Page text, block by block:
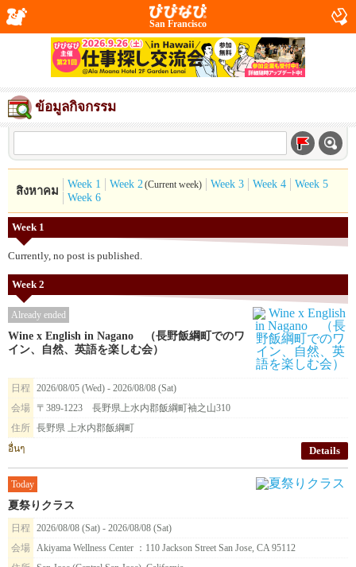
San Francisco
ข้อมูลกิจกรรม
สิงหาคม
Week 1 Week 2(Current week) Week 3 Week 4
Week 5
Week 6
Week 1
Currently, no post is published.
Week 2
Already ended
Wine x English in Nagano （長野飯綱町でのワ
イン、自然、英語を楽しむ会）
日程
2026/08/05 (Wed) - 2026/08/08 (Sat)
会場
〒389-1223 長野県上水内郡飯綱町袖之山310
住所 長野県 上水内郡飯綱町
อื่นๆ
Details
Today
夏祭りクラス
日程
2026/08/08 (Sat) - 2026/08/08 (Sat)
会場 Akiyama Wellness Center ：110 Jackson Street San Jose, CA 95112